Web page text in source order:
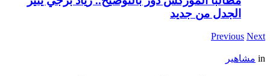
الجدل من جديد
Previous Next
in مشاهير